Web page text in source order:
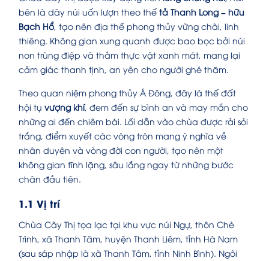
bên là dãy núi uốn lượn theo thế tả Thanh Long – hữu
Bạch Hổ, tạo nên địa thế phong thủy vững chãi, linh
thiêng. Không gian xung quanh được bao bọc bởi núi
non trùng điệp và thảm thực vật xanh mát, mang lại
cảm giác thanh tịnh, an yên cho người ghé thăm.
Theo quan niệm phong thủy Á Đông, đây là thế đất
hội tụ vượng khí, đem đến sự bình an và may mắn cho
những ai đến chiêm bái. Lối dẫn vào chùa được rải sỏi
trắng, điểm xuyết các vòng tròn mang ý nghĩa về
nhân duyên và vòng đời con người, tạo nên một
không gian tĩnh lặng, sâu lắng ngay từ những bước
chân đầu tiên.
1.1 Vị trí
Chùa Cây Thị tọa lạc tại khu vực núi Ngự, thôn Chè
Trình, xã Thanh Tâm, huyện Thanh Liêm, tỉnh Hà Nam
(sau sáp nhập là xã Thanh Tâm, tỉnh Ninh Bình). Ngôi